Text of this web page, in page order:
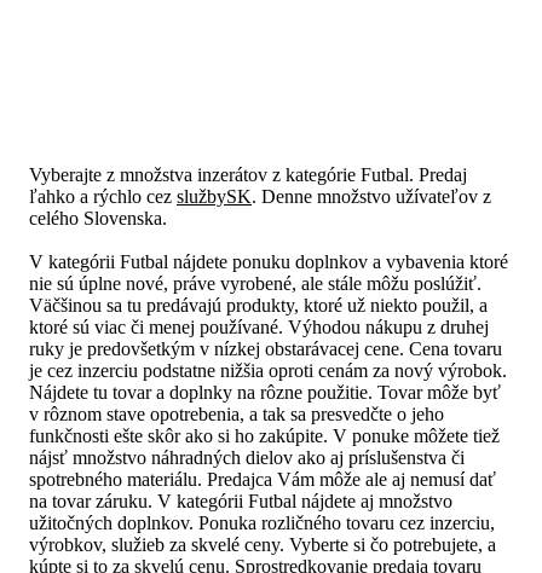
Vyberajte z množstva inzerátov z kategórie Futbal. Predaj
ľahko a rýchlo cez službySK. Denne množstvo užívateľov z
celého Slovenska.
V kategórii Futbal nájdete ponuku doplnkov a vybavenia ktoré
nie sú úplne nové, práve vyrobené, ale stále môžu poslúžiť.
Väčšinou sa tu predávajú produkty, ktoré už niekto použil, a
ktoré sú viac či menej používané. Výhodou nákupu z druhej
ruky je predovšetkým v nízkej obstarávacej cene. Cena tovaru
je cez inzerciu podstatne nižšia oproti cenám za nový výrobok.
Nájdete tu tovar a doplnky na rôzne použitie. Tovar môže byť
v rôznom stave opotrebenia, a tak sa presvedčte o jeho
funkčnosti ešte skôr ako si ho zakúpite. V ponuke môžete tiež
nájsť množstvo náhradných dielov ako aj príslušenstva či
spotrebného materiálu. Predajca Vám môže ale aj nemusí dať
na tovar záruku. V kategórii Futbal nájdete aj množstvo
užitočných doplnkov. Ponuka rozličného tovaru cez inzerciu,
výrobkov, služieb za skvelé ceny. Vyberte si čo potrebujete, a
kúpte si to za skvelú cenu. Sprostredkovanie predaja tovaru